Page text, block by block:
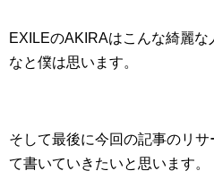
EXILEのAKIRAはこんな綺麗
なと僕は思います。
そして最後に今回の記事のリ
て書いていきたいと思います。